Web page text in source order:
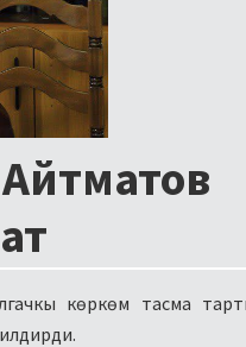
көркөм тасма